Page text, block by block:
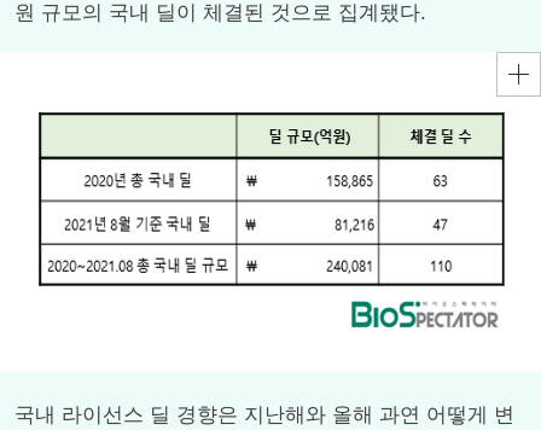
원 규모의 국내 딜이 체결된 것으로 집계됐다.
국내 라이선스 딜 경향은 지난해와 올해 과연 어떻게 변